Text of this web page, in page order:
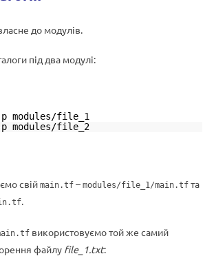
до модулів.
під два модулі:
modules/file_1
modules/file_2
свій main.tf – modules/file_1/main.tf та
.
використовуємо той же самий
файлу file_1.txt: